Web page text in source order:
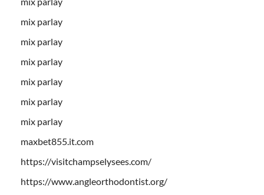
mix parlay
mix parlay
mix parlay
mix parlay
mix parlay
mix parlay
maxbet855.it.com
https://visitchampselysees.com/
https://www.angleorthodontist.org/